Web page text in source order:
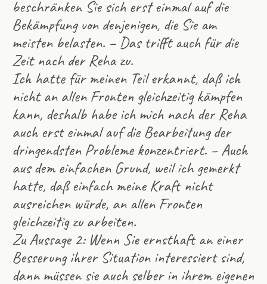
beschränken Sie sich erst einmal auf die
Bekämpfung von denjenigen, die Sie am
meisten belasten. – Das trifft auch für die
Zeit nach der Reha zu.
Ich hatte für meinen Teil erkannt, daß ich
nicht an allen Fronten gleichzeitig kämpfen
kann, deshalb habe ich mich nach der Reha
auch erst einmal auf die Bearbeitung der
dringendsten Probleme konzentriert. – Auch
aus dem einfachen Grund, weil ich gemerkt
hatte, daß einfach meine Kraft nicht
ausreichen würde, an allen Fronten
gleichzeitig zu arbeiten.
Zu Aussage 2: Wenn Sie ernsthaft an einer
Besserung ihrer Situation interessiert sind,
dann müssen sie auch selber in ihrem eigenen